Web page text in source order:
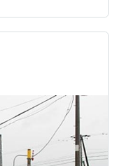
加中旅行